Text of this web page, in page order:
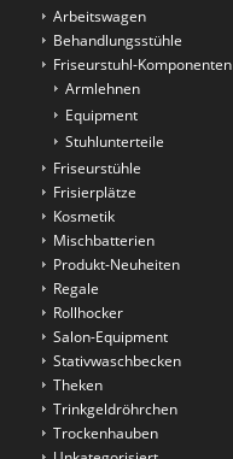
Arbeitswagen
Behandlungsstühle
Friseurstuhl-Komponenten
Armlehnen
Equipment
Stuhlunterteile
Friseurstühle
Frisierplätze
Kosmetik
Mischbatterien
Produkt-Neuheiten
Regale
Rollhocker
Salon-Equipment
Stativwaschbecken
Theken
Trinkgeldröhrchen
Trockenhauben